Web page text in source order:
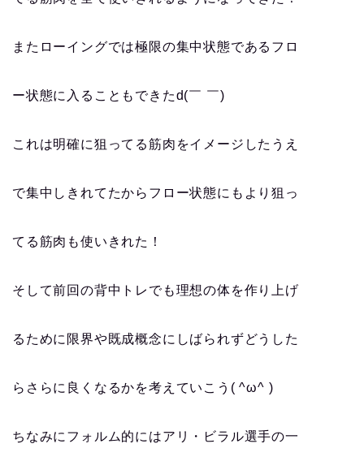
またローイングでは極限の集中状態であるフロ
ー状態に入ることもできたd(￣ ￣)
これは明確に狙ってる筋肉をイメージしたうえ
で集中しきれてたからフロー状態にもより狙っ
てる筋肉も使いきれた！
そして前回の背中トレでも理想の体を作り上げ
るために限界や既成概念にしばられずどうした
らさらに良くなるかを考えていこう( ^ω^ )
ちなみにフォルム的にはアリ・ビラル選手の一